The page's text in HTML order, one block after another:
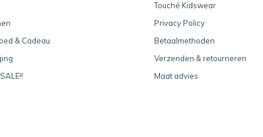
& Cadeau
Touché Kidswear
Privacy Policy
Betaalmethoden
Verzenden & retourneren
Maat advies